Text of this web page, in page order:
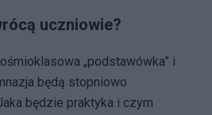
uczniowie?
„podstawówka” i
będą stopniowo
będzie praktyka i czym